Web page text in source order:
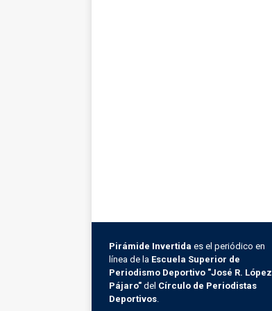
Pirámide Invertida es el periódico en
línea de la Escuela Superior de
Periodismo Deportivo "José R. López
Pájaro" del Círculo de Periodistas
Deportivos